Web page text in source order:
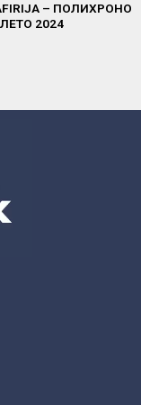
– ПОЛИХРОНО
2024